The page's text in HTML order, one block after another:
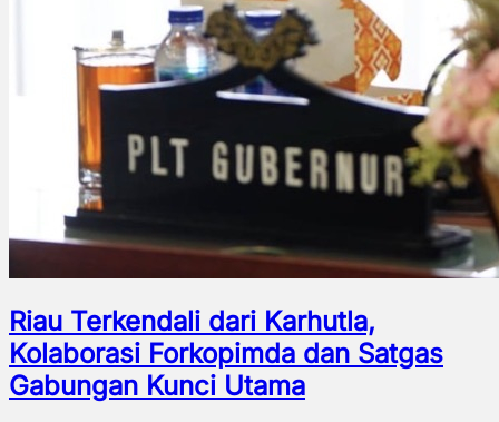
Riau Terkendali dari Karhutla,
Kolaborasi Forkopimda dan Satgas
Gabungan Kunci Utama